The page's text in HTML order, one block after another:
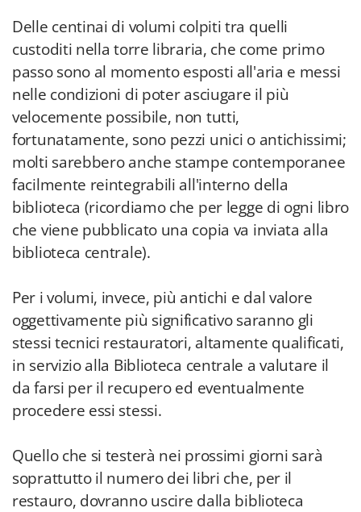
Delle centinai di volumi colpiti tra quelli
custoditi nella torre libraria, che come primo
passo sono al momento esposti all'aria e messi
nelle condizioni di poter asciugare il più
velocemente possibile, non tutti,
fortunatamente, sono pezzi unici o antichissimi;
molti sarebbero anche stampe contemporanee
facilmente reintegrabili all'interno della
biblioteca (ricordiamo che per legge di ogni libro
che viene pubblicato una copia va inviata alla
biblioteca centrale).
Per i volumi, invece, più antichi e dal valore
oggettivamente più significativo saranno gli
stessi tecnici restauratori, altamente qualificati,
in servizio alla Biblioteca centrale a valutare il
da farsi per il recupero ed eventualmente
procedere essi stessi.
Quello che si testerà nei prossimi giorni sarà
soprattutto il numero dei libri che, per il
restauro, dovranno uscire dalla biblioteca